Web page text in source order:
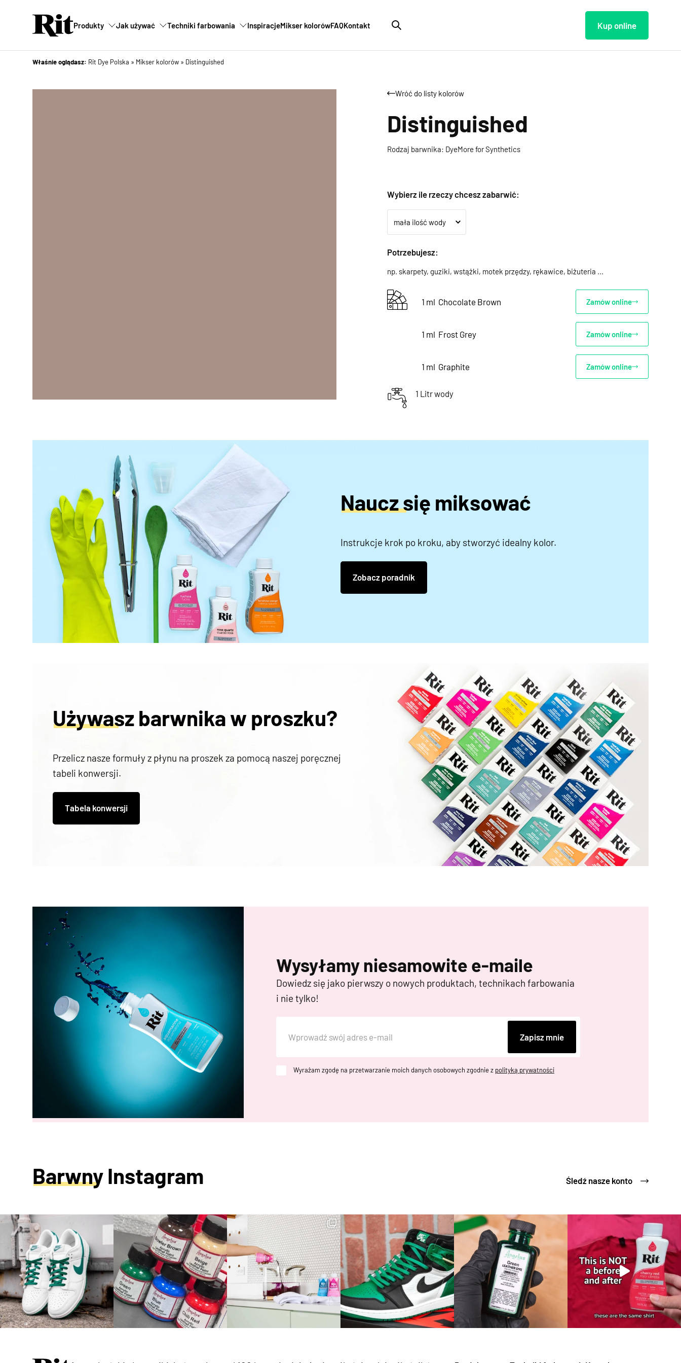
Produkty Jak używać Techniki farbowania InspiracjeMikser kolorówFAQKontakt Kup online
Właśnie oglądasz: Rit Dye Polska » Mikser kolorów » Distinguished
Wróć do listy kolorów
Distinguished
Rodzaj barwnika: DyeMore for Synthetics
Wybierz ile rzeczy chcesz zabarwić:
Potrzebujesz:
np. skarpety, guziki, wstążki, motek przędzy, rękawice, biżuteria ...
1 ml Chocolate Brown Zamów online
1 ml Frost Grey Zamów online
1 ml Graphite Zamów online
1 Litr wody
Naucz się miksować
Instrukcje krok po kroku, aby stworzyć idealny kolor.
Zobacz poradnik
Używasz barwnika w proszku?
Przelicz nasze formuły z płynu na proszek za pomocą naszej poręcznej
tabeli konwersji.
Tabela konwersji
Wysyłamy niesamowite e-maile
Dowiedz się jako pierwszy o nowych produktach, technikach farbowania
i nie tylko!
Zapisz mnie
Wyrażam zgodę na przetwarzanie moich danych osobowych zgodnie z polityką prywatności
Barwny Instagram Śledź nasze konto